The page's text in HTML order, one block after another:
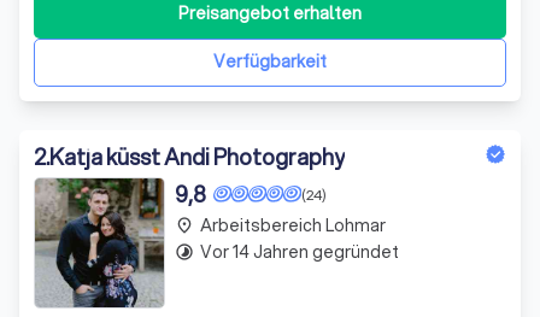
unauffällig. Mir geht es darum, echte Momente
einzufangen und euren Tag so
Verfügbarkeit
Preisangebot erhalten
2.Katja küsst Andi Photography
(24)
9,8
place Arbeitsbereich Lohmar
timelapse Vor 14 Jahren gegründet